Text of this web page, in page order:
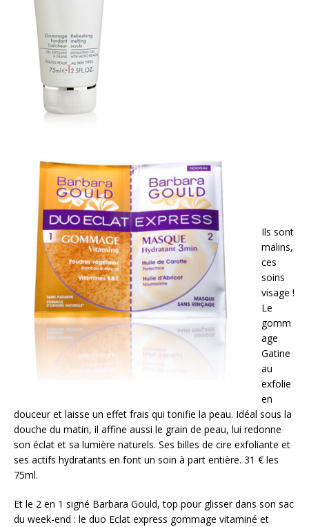
Ils sont
malins,
ces
soins
visage !
Le
gomm
age
Gatine
au
exfolie
en
douceur et laisse un effet frais qui tonifie la peau. Idéal sous la
douche du matin, il affine aussi le grain de peau, lui redonne
son éclat et sa lumière naturels. Ses billes de cire exfoliante et
ses actifs hydratants en font un soin à part entière. 31 € les
75ml.
Et le 2 en 1 signé Barbara Gould, top pour glisser dans son sac
du week-end : le duo Eclat express gommage vitaminé et